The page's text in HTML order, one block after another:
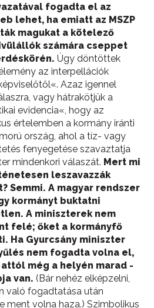
fogadta el az
lehet, ha emiatt az MSZP
magukat a kötelező
számára cseppet
Úgy döntöttek
az interpellációk
Azaz igennel
vagy hátrakötjük a
evidencia«, hogy az
értelemben a kormány iránti
ország, ahol a tíz- vagy
fenyegetése szavaztatja
mindenkori válaszát. Mert mi
leszavazzák
Semmi. A magyar rendszer
kormányt buktatni
A miniszterek nem
felé; őket a kormányfő
Ha Gyurcsány miniszter
nem fogadta volna el,
még a helyén marad -
van. (Bár nehéz elképzelni,
való fogadtatása után
ment volna haza.) Szimbolikus